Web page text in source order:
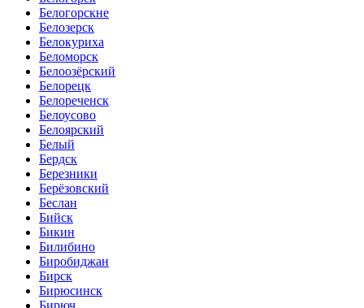
Белогорскне
Белозерск
Белокуриха
Беломорск
Белоозёрский
Белорецк
Белореченск
Белоусово
Белоярский
Белый
Бердск
Березники
Берёзовский
Беслан
Бийск
Бикин
Билибино
Биробиджан
Бирск
Бирюсинск
Бирюч